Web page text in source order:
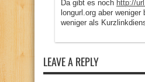
Da gibt es noch http://
longurl.org aber weniger
weniger als
LEAVE A REPLY